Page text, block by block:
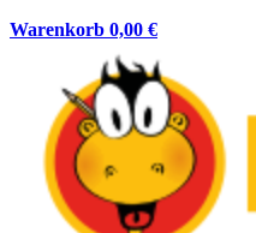
Warenkorb 0,00 €